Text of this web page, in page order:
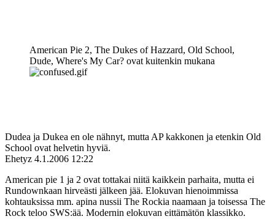
American Pie 2, The Dukes of Hazzard, Old School,
Dude, Where's My Car? ovat kuitenkin mukana
Dudea ja Dukea en ole nähnyt, mutta AP kakkonen ja etenkin Old
School ovat helvetin hyviä.
Ehetyz 4.1.2006 12:22
American pie 1 ja 2 ovat tottakai niitä kaikkein parhaita, mutta ei
Rundownkaan hirveästi jälkeen jää. Elokuvan hienoimmissa
kohtauksissa mm. apina nussii The Rockia naamaan ja toisessa The
Rock teloo SWS:ää. Modernin elokuvan eittämätön klassikko.